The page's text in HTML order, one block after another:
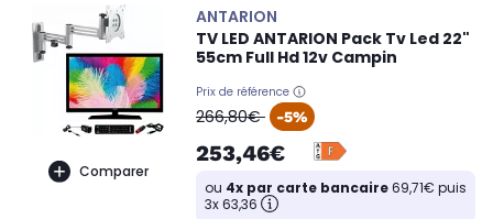
Comparer
ANTARION
TV LED ANTARION Pack Tv Led 22"
55cm Full Hd 12v Campin
Prix de référence
oldPrice
266,80€ -5%
253,46€
ou 4x par carte bancaire69,71€ puis
3x 63,36